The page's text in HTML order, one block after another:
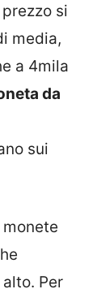
si
media,
a 4mila
da
sui
Per